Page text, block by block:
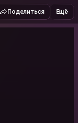
Поделиться Ещё